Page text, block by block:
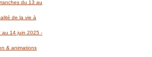
du 13 au
de la vie à
au 14 juin 2025 -
& animations